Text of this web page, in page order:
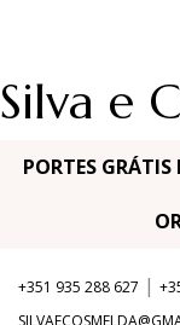
Silva e
PORTES
+351 935 288 627 |